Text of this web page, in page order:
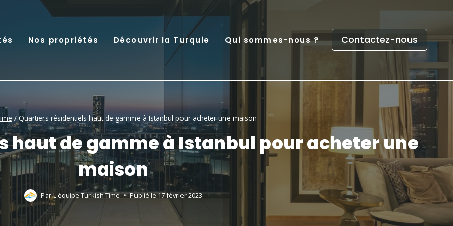
Nos propriétés Découvrir la Turquie Qui sommes-nous ? Contactez-nous
/Quartiers résidentiels haut de gamme à Istanbul pour acheter une maison
haut de gamme à Istanbul pour acheter une
maison
ParL'équipe Turkish Time Publié le17 février 2023